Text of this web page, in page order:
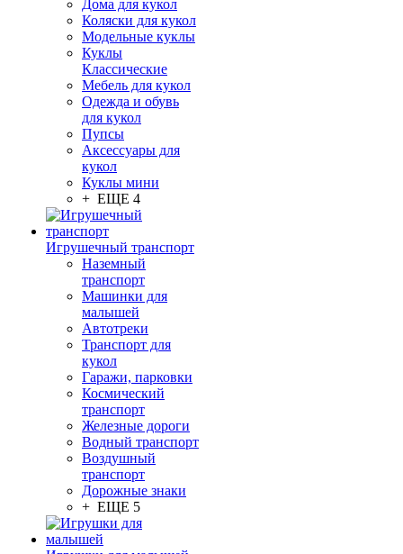
Дома для кукол
Коляски для кукол
Модельные куклы
Куклы
Классические
Мебель для кукол
Одежда и обувь
для кукол
Пупсы
Аксессуары для
кукол
Куклы мини
+ ЕЩЕ 4
Игрушечный транспорт
Наземный
транспорт
Машинки для
малышей
Автотреки
Транспорт для
кукол
Гаражи, парковки
Космический
транспорт
Железные дороги
Водный транспорт
Воздушный
транспорт
Дорожные знаки
+ ЕЩЕ 5